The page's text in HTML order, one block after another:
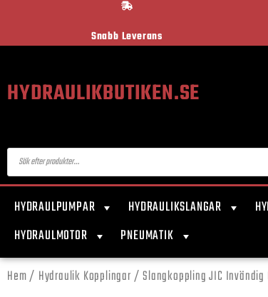
Snabb Leverans
HYDRAULIKBUTIKEN.SE
HYDRAULPUMPAR HYDRAULIKSLANGAR
HYDRAULMOTOR
PNEUMATIK
Hem/ Hydraulik Kopplingar/Slangkoppling JIC Invändig